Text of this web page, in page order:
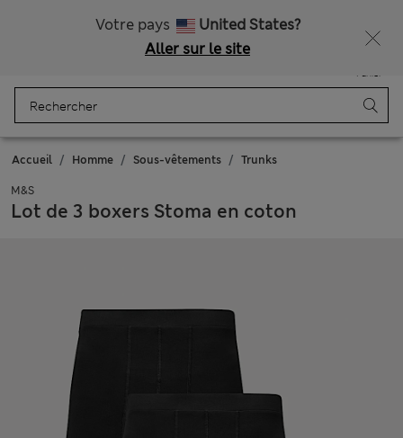
Votre pays
United States?
Aller sur le site
Panier
Accueil Homme Sous-vêtements Trunks
M&S
Lot de 3 boxers Stoma en coton